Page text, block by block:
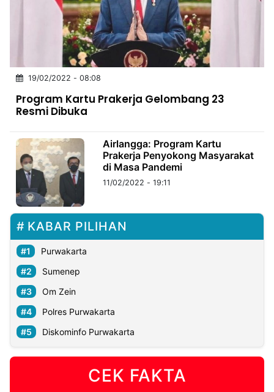
NTB
Time
IDN
Jogja
Rakyat
News
Notice
Baru
Follow
Kabarbaru
Kabarbaru.co
2026
PT.
19/02/2022 - 08:08
Program Kartu Prakerja Gelombang 23
Resmi Dibuka
Airlangga: Program Kartu
Prakerja Penyokong Masyarakat
di Masa Pandemi
11/02/2022 - 19:11
KABAR PILIHAN
Purwakarta
Sumenep
Om Zein
Polres Purwakarta
Diskominfo Purwakarta
CEK FAKTA